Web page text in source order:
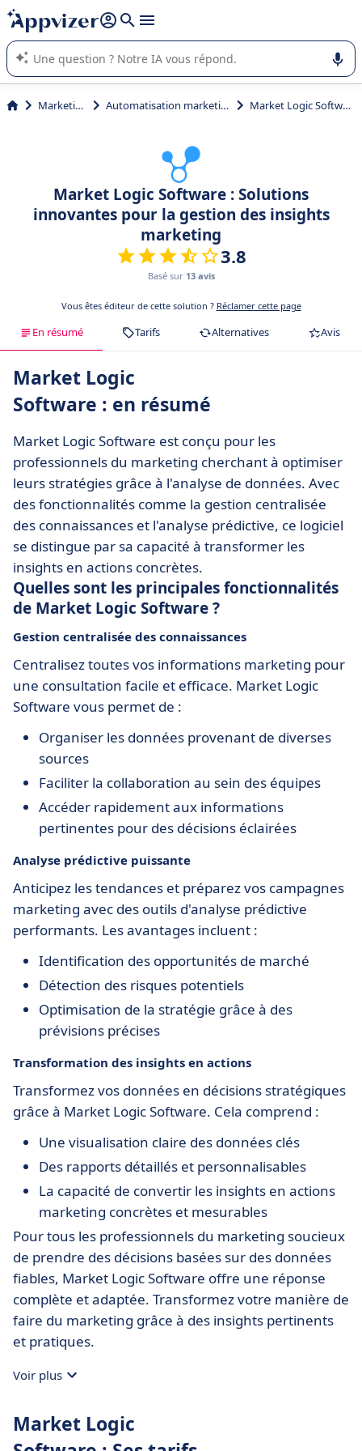
répondre (plusieurs lignes avec
L'IA de Appvizer vous guide dans l'utilisation ou la sélection de
logiciel SaaS en entreprise.
Marketing Automatisation marketing Market Logic Software
Market Logic Software : Solutions
innovantes pour la gestion des insights
marketing
3.8
Basé sur 13 avis
Vous êtes éditeur de cette solution ? Réclamer cette page
En résumé Tarifs Alternatives Avis
Market Logic
Software : en résumé
Market Logic Software est conçu pour les
professionnels du marketing cherchant à optimiser
leurs stratégies grâce à l'analyse de données. Avec
des fonctionnalités comme la gestion centralisée
des connaissances et l'analyse prédictive, ce logiciel
se distingue par sa capacité à transformer les
insights en actions concrètes.
Quelles sont les principales fonctionnalités
de Market Logic Software ?
Gestion centralisée des connaissances
Centralisez toutes vos informations marketing pour
une consultation facile et efficace. Market Logic
Software vous permet de :
Organiser les données provenant de diverses
sources
Faciliter la collaboration au sein des équipes
Accéder rapidement aux informations
pertinentes pour des décisions éclairées
Analyse prédictive puissante
Anticipez les tendances et préparez vos campagnes
marketing avec des outils d'analyse prédictive
performants. Les avantages incluent :
Identification des opportunités de marché
Détection des risques potentiels
Optimisation de la stratégie grâce à des
prévisions précises
Transformation des insights en actions
Transformez vos données en décisions stratégiques
grâce à Market Logic Software. Cela comprend :
Une visualisation claire des données clés
Des rapports détaillés et personnalisables
La capacité de convertir les insights en actions
marketing concrètes et mesurables
Pour tous les professionnels du marketing soucieux
de prendre des décisions basées sur des données
fiables, Market Logic Software offre une réponse
complète et adaptée. Transformez votre manière de
faire du marketing grâce à des insights pertinents
et pratiques.
Voir plus
Market Logic